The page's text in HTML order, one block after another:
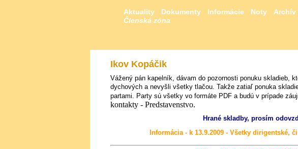
Aktuality Dokumenty Informácie Noty Archív
Členská zóna
Ikov Kopáčik
Vážený pán kapelník, dávam do pozornosti ponuku skladieb,
dychových a nevyšli všetky tlačou. Takže zatiaľ ponuka
partami. Party sú všetky vo formáte PDF a budú v prípade
kontakty - Predstavenstvo.
Hrané skladby, prosím
Informácia - k 13.9.2009 - Všetky dirigentské,